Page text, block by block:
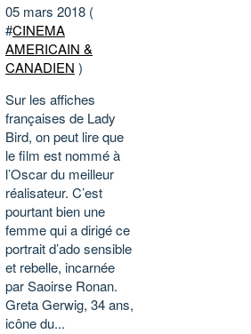
05 mars 2018 (
#CINEMA
AMERICAIN &
CANADIEN )
Sur les affiches
françaises de Lady
Bird, on peut lire que
le film est nommé à
l’Oscar du meilleur
réalisateur. C’est
pourtant bien une
femme qui a dirigé ce
portrait d’ado sensible
et rebelle, incarnée
par Saoirse Ronan.
Greta Gerwig, 34 ans,
icône du...